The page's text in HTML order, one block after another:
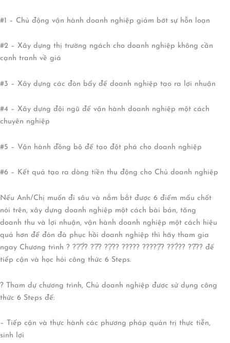
#1 – Chủ động vận hành doanh nghiệp giảm bớt sự hỗn loạn
#2 – Xây dựng thị trường ngách cho doanh nghiệp không cần
cạnh tranh về giá
#3 – Xây dựng các đòn bẩy để doanh nghiệp tạo ra lợi nhuận
#4 – Xây dựng đội ngũ để vận hành doanh nghiệp một cách
chuyên nghiệp
#5 – Vận hành đồng bộ để tạo đột phá cho doanh nghiệp
#6 – Kết quả tạo ra dòng tiền thụ động cho Chủ doanh nghiệp
Nếu Anh/Chị muốn đi sâu và nắm bắt được 6 điểm mấu chốt
nói trên, xây dựng doanh nghiệp một cách bài bản, tăng
doanh thu và lợi nhuận, vận hành doanh nghiệp một cách hiệu
quả hơn để đón đà phục hồi doanh nghiệp thì hãy tham gia
ngay Chương trình ? ??̛?̛́? ??̂? ??̛̣?? ????? ?????̣̂? ???̀?? ??̂?? để
tiếp cận và học hỏi công thức 6 Steps.
? Tham dự chương trình, Chủ doanh nghiệp được sử dụng công
thức 6 Steps để:
– Tiếp cận và thực hành các phương pháp quản trị thực tiễn,
sinh lợi